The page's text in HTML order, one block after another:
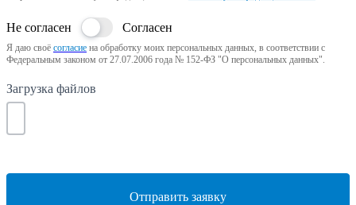
Не согласен Согласен
Я даю своё согласие на обработку моих персональных данных, в соответствии с
Федеральным законом от 27.07.2006 года № 152-ФЗ "О персональных данных".
Загрузка файлов
Отправить заявку